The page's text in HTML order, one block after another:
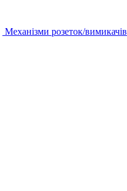
Механізми розеток/вимикачів